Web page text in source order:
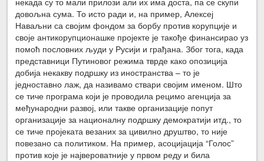
довољна сума. То исто ради и, на пример, Алексеј
Наваљни са својим фондом за борбу против корупције и
своје антикорупционашке пројекте је такође финансирао уз
помоћ пословних људи у Русији и грађана. Због тога, када
представници Путиновог режима тврде како опозиција
добија некакву подршку из иностранства – то је
једноставно лаж, да називамо ствари својим именом. Што
се тиче програма који је проводила рецимо агенција за
међународни развој, или такве организације попут
организације за националну подршку демократији итд., то
се тиче пројеката везаних за цивилно друштво, то није
повезано са политиком. На пример, асоцијација “Голос”
против које је највероватније у првом реду и била